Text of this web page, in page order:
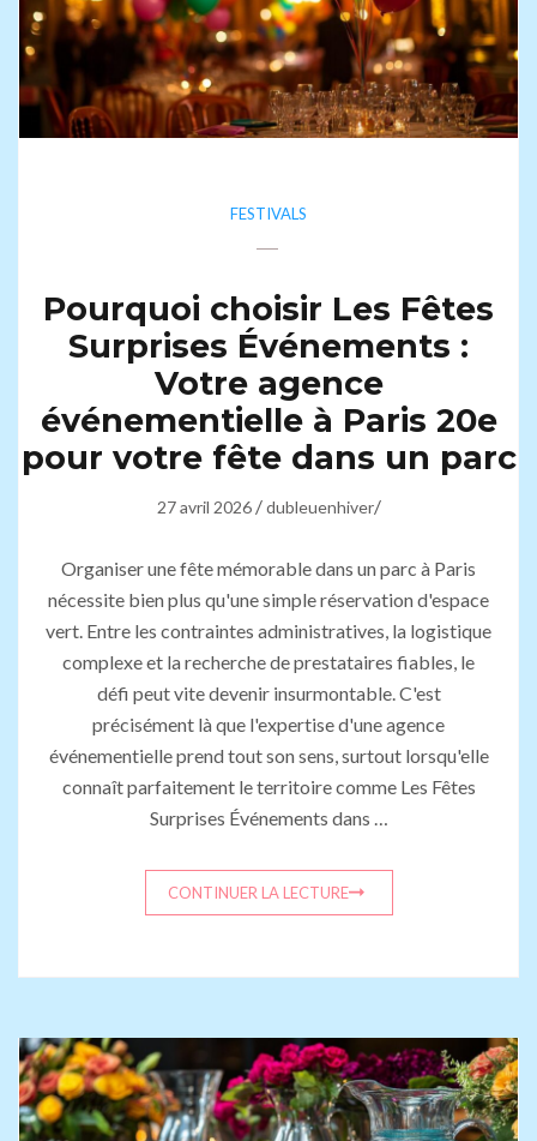
FESTIVALS
Pourquoi choisir Les Fêtes
Surprises Événements :
Votre agence
événementielle à Paris 20e
pour votre fête dans un parc
27 avril 2026/dubleuenhiver/
Organiser une fête mémorable dans un parc à Paris
nécessite bien plus qu'une simple réservation d'espace
vert. Entre les contraintes administratives, la logistique
complexe et la recherche de prestataires fiables, le
défi peut vite devenir insurmontable. C'est
précisément là que l'expertise d'une agence
événementielle prend tout son sens, surtout lorsqu'elle
connaît parfaitement le territoire comme Les Fêtes
Surprises Événements dans …
CONTINUER LA LECTURE